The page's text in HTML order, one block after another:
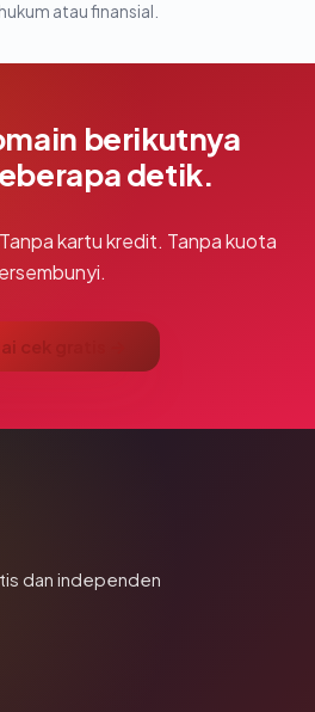
atau finansial.
berikutnya
detik.
kartu kredit. Tanpa kuota
cek gratis →
dan independen